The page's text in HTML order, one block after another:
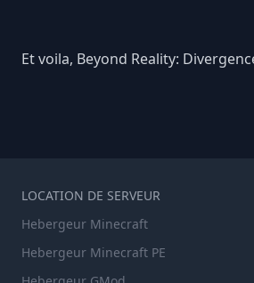
Et voila, Beyond Reality:
LOCATION DE SERVEUR
Hebergeur Minecraft
Hebergeur Minecraft PE